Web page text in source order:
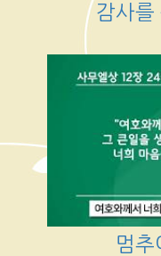
감사를
멈추